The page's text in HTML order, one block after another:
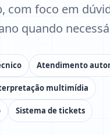
com foco em
quando
Atendimento
multimídia
Sistema de tickets